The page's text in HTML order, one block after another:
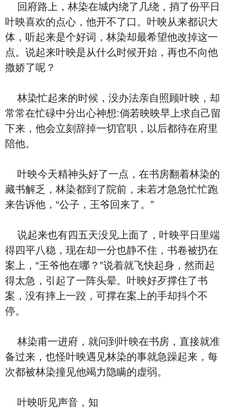
回府路上，林染在城内绕了几绕，捎了份平日
叶映喜欢的点心，他开不了口。叶映从来都识大
体，听起来是个好词，林染却最希望他改掉这一
点。说起来叶映是从什么时候开始，再也不向他
撒娇了呢？
林染忙起来的时候，没办法亲自照顾叶映，却
常常在忙碌中分出心神想:倘若映映早上求自己留
下来，他会立刻辞掉一切官职，以后都待在府里
陪他。
叶映今天精神头好了一点，在书房翻着林染的
藏书解乏，林染都到了院前，未若才急急忙忙跑
来告诉他，“公子，王爷回来了。”
说起来也有四五天没见上面了，叶映平日里端
得四平八稳，现在却一分也静不住，书卷被扔在
案上，“王爷他在哪？”说着就飞快起身，然而起
得太急，引起了一阵头晕。叶映好歹撑住了书
案，没有摔上一跤，可撑在案上的手却抖个不
停。
林染甫一进府，就问到叶映在书房，直接就准
备过来，也怪叶映遇见林染的事就急躁起来，每
次都被林染撞见他竭力隐瞒的虚弱。
叶映听见声音，知